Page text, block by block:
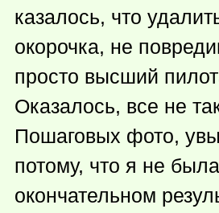
казалось, что
окорочка, не
просто высший
Оказалось, все не
Пошаговых фото,
потому, что я не
окончательном